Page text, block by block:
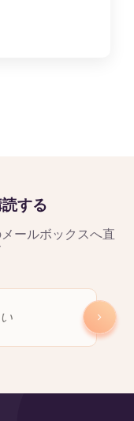
する
ールボックスへ直